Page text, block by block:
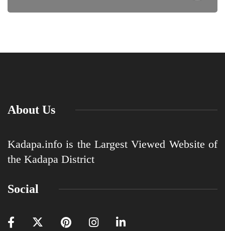
About Us
Kadapa.info is the Largest Viewed Website of
the Kadapa District
Social